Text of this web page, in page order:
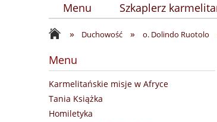
Menu Szkaplerz
» Duchowość » o. Dolindo Ruotolo
Menu
Karmelitańskie misje w Afryce
Tania Książka
Homiletyka